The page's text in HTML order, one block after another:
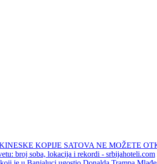
KOPIJE SATOVA NE MOŽETE
broj soba, lokacija i rekordi - srbijahoteli.com